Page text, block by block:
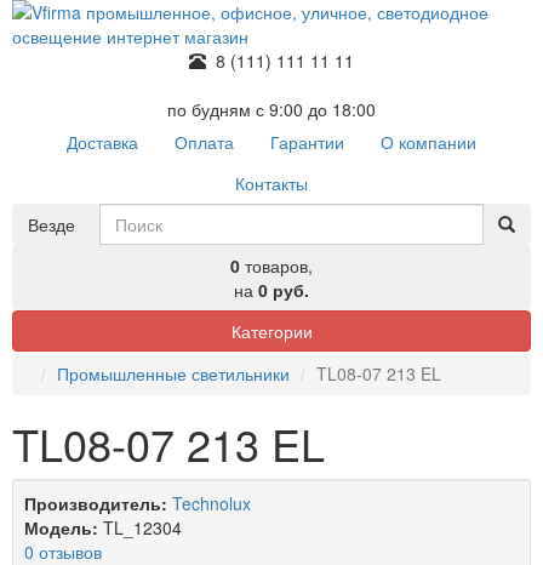
8 (111) 111 11 11
по будням с 9:00 до 18:00
Доставка
Оплата Гарантии
О компании
Контакты
Везде
0 товаров,
на 0 руб.
Категории
Промышленные светильники
TL08-07 213 EL
TL08-07 213 EL
Производитель: Technolux
Модель: TL_12304
0 отзывов